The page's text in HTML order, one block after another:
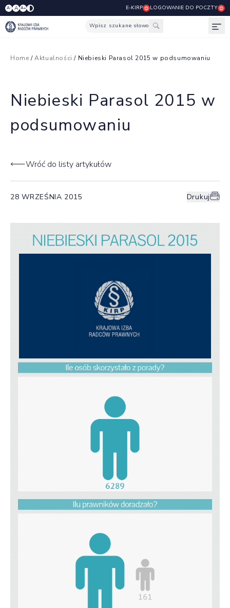
A- A A+ E-KIRP LOGOWANIE DO POCZTY
Wpisz szukane słowo
Home /Aktualności / Niebieski Parasol 2015 w podsumowaniu
Niebieski Parasol 2015 w
podsumowaniu
Wróć do listy artykułów
28 WRZEŚNIA 2015 Drukuj